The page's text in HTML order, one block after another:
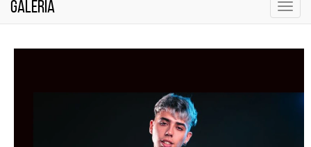
Galeria